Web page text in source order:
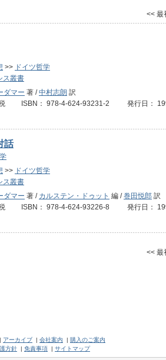
<< 最
>> ドイツ哲学
ス叢書
ダマー 著 /中村志朗 訳
税 ISBN： 978-4-624-93231-2 発行日：
話
>> ドイツ哲学
ス叢書
ダマー 著 / カルステン・ドゥット 編 /巻田悦郎 訳
税 ISBN： 978-4-624-93226-8 発行日：
<< 最
| アーカイブ | 会社案内 | 購入のご案内
方針 | 免責事項 | サイトマップ